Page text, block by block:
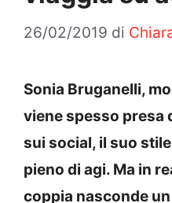
26/02/2019 di
Sonia Bruganelli,
viene spesso presa
sui social, il suo
pieno di agi. Ma in
coppia nasconde